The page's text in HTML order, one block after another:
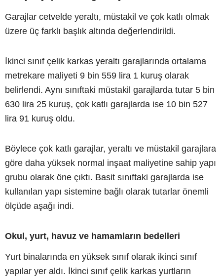
Garajlar cetvelde yeraltı, müstakil ve çok katlı olmak
üzere üç farklı başlık altında değerlendirildi.
İkinci sınıf çelik karkas yeraltı garajlarında ortalama
metrekare maliyeti 9 bin 559 lira 1 kuruş olarak
belirlendi. Aynı sınıftaki müstakil garajlarda tutar 5 bin
630 lira 25 kuruş, çok katlı garajlarda ise 10 bin 527
lira 91 kuruş oldu.
Böylece çok katlı garajlar, yeraltı ve müstakil garajlara
göre daha yüksek normal inşaat maliyetine sahip yapı
grubu olarak öne çıktı. Basit sınıftaki garajlarda ise
kullanılan yapı sistemine bağlı olarak tutarlar önemli
ölçüde aşağı indi.
Okul, yurt, havuz ve hamamların bedelleri
Yurt binalarında en yüksek sınıf olarak ikinci sınıf
yapılar yer aldı. İkinci sınıf çelik karkas yurtların